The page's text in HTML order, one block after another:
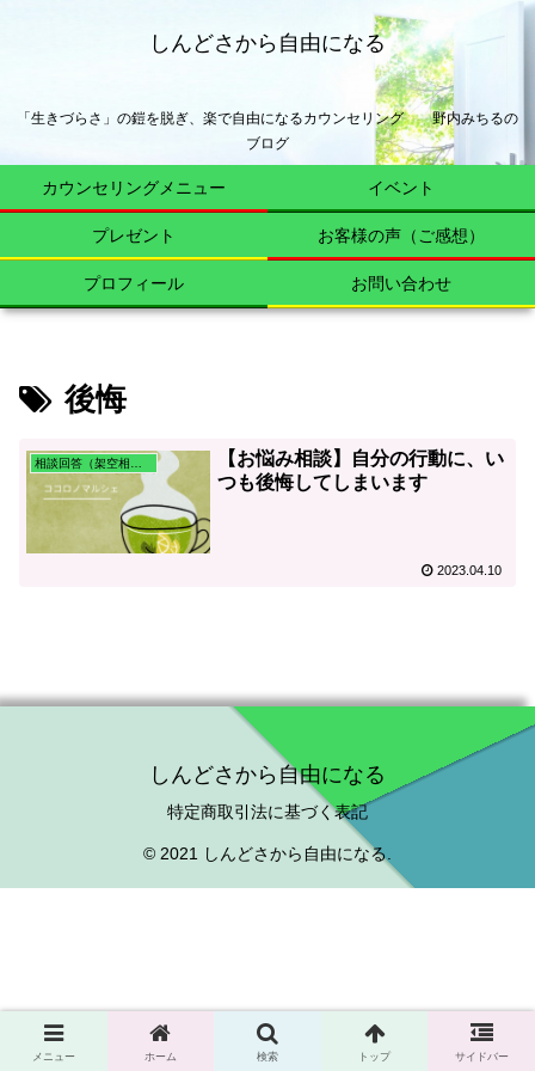
しんどさから自由になる
「生きづらさ」の鎧を脱ぎ、楽で自由になるカウンセリング 野内みちるの
ブログ
カウンセリングメニュー イベント
プレゼント お客様の声（ご感想）
プロフィール お問い合わせ
後悔
【お悩み相談】自分の行動に、い
つも後悔してしまいます
2023.04.10
しんどさから自由になる
特定商取引法に基づく表記
© 2021 しんどさから自由になる.
メニュー ホーム 検索 トップ サイドバー